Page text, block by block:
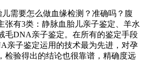
需要怎么做血缘检测？准确吗？腹
张有3类：静脉血胎儿亲子鉴定、羊水
毛DNA亲子鉴定。在所有的鉴定手段
亲子鉴定运用的技术最为先进，对孕
检验得出的结论也很靠谱，精确度远